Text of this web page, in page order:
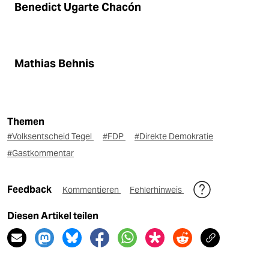
Benedict Ugarte Chacón
Mathias Behnis​
Themen
#Volksentscheid Tegel #FDP
#Direkte Demokratie
#Gastkommentar
Feedback Kommentieren Fehlerhinweis
Diesen Artikel teilen